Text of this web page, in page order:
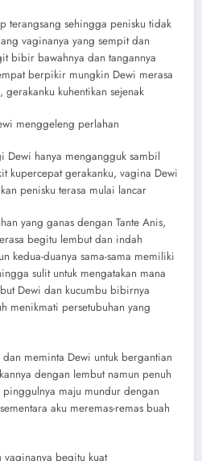
terangsang sehingga penisku tidak
vaginanya yang sempit dan
bibir bawahnya dan tangannya
berpikir mungkin Dewi merasa
kuhentikan sejenak
menggeleng perlahan
Dewi hanya mengangguk sambil
kupercepat gerakanku, vagina Dewi
penisku terasa mulai lancar
yang ganas dengan Tante Anis,
begitu lembut dan indah
kedua-duanya sama-sama memiliki
sulit untuk mengatakan mana
Dewi dan kucumbu bibirnya
menikmati persetubuhan yang
meminta Dewi untuk bergantian
dengan lembut namun penuh
maju mundur dengan
aku meremas-remas buah
begitu kuat